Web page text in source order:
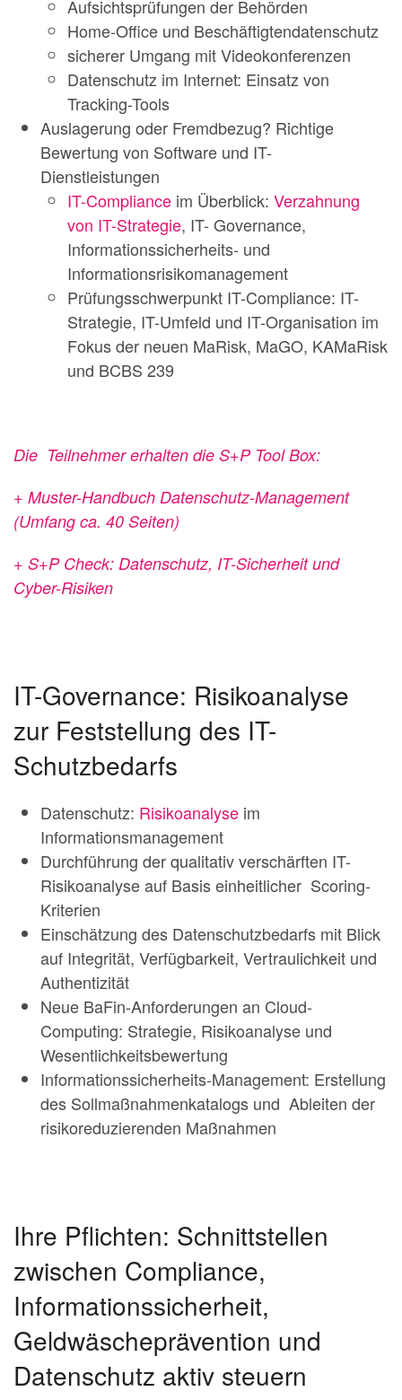
Aufsichtsprüfungen der Behörden
Home-Office und Beschäftigtendatenschutz
sicherer Umgang mit Videokonferenzen
Datenschutz im Internet: Einsatz von
Tracking-Tools
Auslagerung oder Fremdbezug? Richtige
Bewertung von Software und IT-
Dienstleistungen
IT-Compliance im Überblick: Verzahnung
von IT-Strategie, IT- Governance,
Informationssicherheits- und
Informationsrisikomanagement
Prüfungsschwerpunkt IT-Compliance: IT-
Strategie, IT-Umfeld und IT-Organisation im
Fokus der neuen MaRisk, MaGO, KAMaRisk
und BCBS 239
Die Teilnehmer erhalten die S+P Tool Box:
+ Muster-Handbuch Datenschutz-Management
(Umfang ca. 40 Seiten)
+ S+P Check: Datenschutz, IT-Sicherheit und
Cyber-Risiken
IT-Governance: Risikoanalyse
zur Feststellung des IT-
Schutzbedarfs
Datenschutz: Risikoanalyse im
Informationsmanagement
Durchführung der qualitativ verschärften IT-
Risikoanalyse auf Basis einheitlicher Scoring-
Kriterien
Einschätzung des Datenschutzbedarfs mit Blick
auf Integrität, Verfügbarkeit, Vertraulichkeit und
Authentizität
Neue BaFin-Anforderungen an Cloud-
Computing: Strategie, Risikoanalyse und
Wesentlichkeitsbewertung
Informationssicherheits-Management: Erstellung
des Sollmaßnahmenkatalogs und Ableiten der
risikoreduzierenden Maßnahmen
Ihre Pflichten: Schnittstellen
zwischen Compliance,
Informationssicherheit,
Geldwäscheprävention und
Datenschutz aktiv steuern